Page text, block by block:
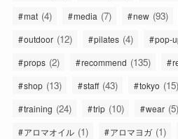
mat (4) media (7) new (93)
outdoor (12) pilates (4) pop-
props (2) recommend (135)
shop (13) staff (43) tokyo (15)
training (24) trip (10) wear (5)
アロマオイル (1) アロマヨガ (1)